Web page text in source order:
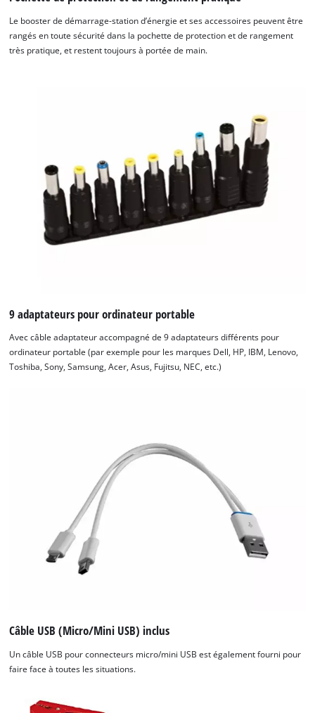
Le booster de démarrage-station d’énergie et ses accessoires peuvent être
rangés en toute sécurité dans la pochette de protection et de rangement
très pratique, et restent toujours à portée de main.
9 adaptateurs pour ordinateur portable
Avec câble adaptateur accompagné de 9 adaptateurs différents pour
ordinateur portable (par exemple pour les marques Dell, HP, IBM, Lenovo,
Toshiba, Sony, Samsung, Acer, Asus, Fujitsu, NEC, etc.)
Câble USB (Micro/Mini USB) inclus
Un câble USB pour connecteurs micro/mini USB est également fourni pour
faire face à toutes les situations.